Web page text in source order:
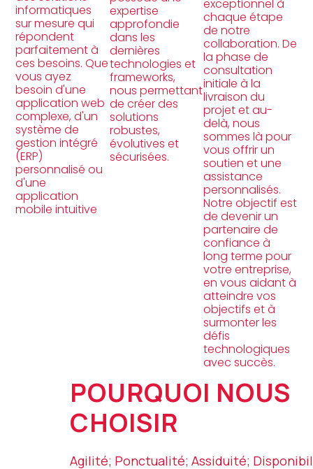
informatiques
sur mesure qui
répondent
parfaitement à
ces besoins. Que
vous ayez
besoin d'une
application web
complexe, d'un
système de
gestion intégré
(ERP)
personnalisé ou
d'une
application
mobile intuitive
expertise
approfondie
dans les
dernières
technologies et
frameworks,
nous permettant
de créer des
solutions
robustes,
évolutives et
sécurisées.
exceptionnel à
chaque étape
de notre
collaboration. De
la phase de
consultation
initiale à la
livraison du
projet et au-
delà, nous
sommes là pour
vous offrir un
soutien et une
assistance
personnalisés.
Notre objectif est
de devenir un
partenaire de
confiance à
long terme pour
votre entreprise,
en vous aidant à
atteindre vos
objectifs et à
surmonter les
défis
technologiques
avec succès.
POURQUOI NOUS
CHOISIR
Agilité; Ponctualité; Assiduité;